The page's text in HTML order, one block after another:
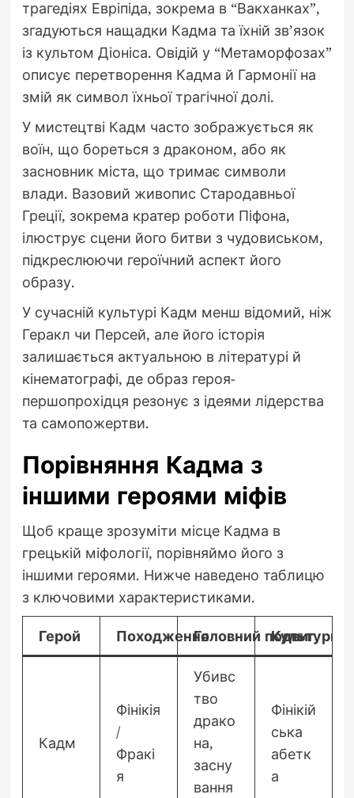
трагедіях Евріпіда, зокрема в “Вакханках”,
згадуються нащадки Кадма та їхній зв’язок
із культом Діоніса. Овідій у “Метаморфозах”
описує перетворення Кадма й Гармонії на
змій як символ їхньої трагічної долі.
У мистецтві Кадм часто зображується як
воїн, що бореться з драконом, або як
засновник міста, що тримає символи
влади. Вазовий живопис Стародавньої
Греції, зокрема кратер роботи Піфона,
ілюструє сцени його битви з чудовиськом,
підкреслюючи героїчний аспект його
образу.
У сучасній культурі Кадм менш відомий, ніж
Геракл чи Персей, але його історія
залишається актуальною в літературі й
кінематографі, де образ героя-
першопрохідця резонує з ідеями лідерства
та самопожертви.
Порівняння Кадма з
іншими героями міфів
Щоб краще зрозуміти місце Кадма в
грецькій міфології, порівняймо його з
іншими героями. Нижче наведено таблицю
з ключовими характеристиками.
Герой ПоходженняГоловний подвиг
Кадм
Фінікія
/
Фракі
я
Убивс
тво
драко
на,
засну
вання
Фінікій
ська
абетк
а